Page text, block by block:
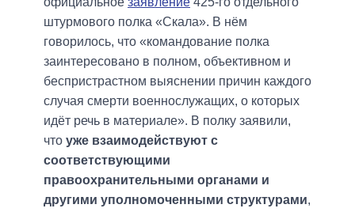
штурмового полка «Скала». В нём
говорилось, что «командование полка
заинтересовано в полном, объективном и
беспристрастном выяснении причин каждого
случая смерти военнослужащих, о которых
идёт речь в материале». В полку заявили,
что уже взаимодействуют с
соответствующими
правоохранительными органами и
другими уполномоченными структурами,